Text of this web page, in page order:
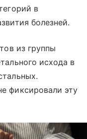
в
болезней.
из группы
исхода в
фиксировали эту